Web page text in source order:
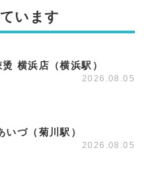
います
横浜店（横浜駅）
2026.08.05
づ（菊川駅）
2026.08.05